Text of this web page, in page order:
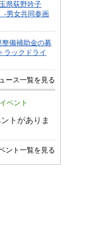
県荻野吟子
-男女共同参画
備補助金の募
ラックドライ
ース一覧を見る
ベント
トがありま
ント一覧を見る